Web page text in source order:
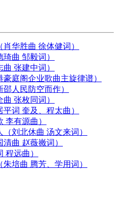
华胜曲 徐体健词）
曲 邹毅词）
张建中词）
庭阁企业歌曲主旋律谱）
人民防空而作）
张枚同词）
词 奎及、程太曲）
李有源曲）
刘北休曲 汤文来词）
曲 赵薇嶶词）
程远曲）
培曲 腾芳、学用词）